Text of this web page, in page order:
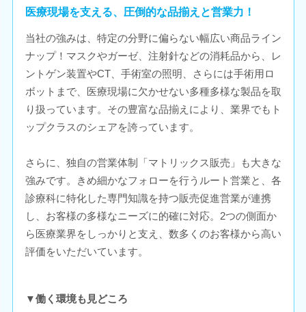
医療現場を支える、圧倒的な品揃えと営業力！
当社の強みは、特定の分野に偏らない幅広い商品ライン
ナップ！マスクやガーゼ、注射針などの消耗品から、レ
ントゲン装置やCT、手術室の照明、さらには手術用ロ
ボットまで、医療現場に欠かせない多種多様な製品を取
り扱っています。その豊富な品揃えにより、業界でもト
ップクラスのシェアを誇っています。
さらに、独自の営業体制「マトリックス販売」も大きな
強みです。きめ細かなフォローを行うルート営業と、各
診療科に特化した専門知識を持つ販売促進営業が連携
し、お客様の多様なニーズに的確に対応。2つの側面か
ら医療業界をしっかりと支え、数多くのお客様から高い
評価をいただいています。
▼働く環境も見どころ